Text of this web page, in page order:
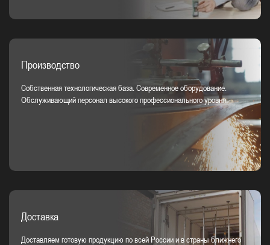
Производство
Собственная технологическая база. Современное оборудование.
Обслуживающий персонал высокого профессионального уровня.
Доставка
Доставляем готовую продукцию по всей России и в страны ближнего